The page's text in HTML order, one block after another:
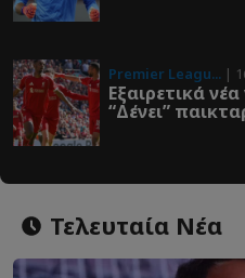
Premier Leagu... |
Εξαιρετικά
“Δένει”
Τελευταία Νέα